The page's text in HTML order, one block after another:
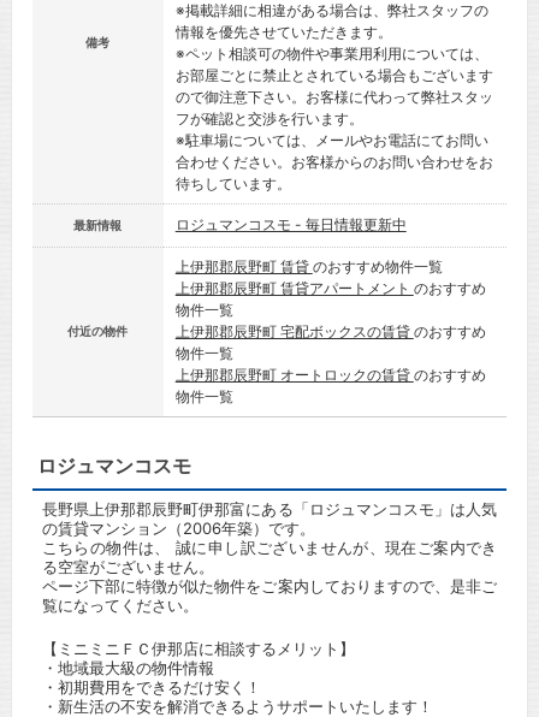
備考
※掲載詳細に相違がある場合は、弊社スタッフの
情報を優先させていただきます。
※ペット相談可の物件や事業用利用については、
お部屋ごとに禁止とされている場合もございます
ので御注意下さい。お客様に代わって弊社スタッ
フが確認と交渉を行います。
※駐車場については、メールやお電話にてお問い
合わせください。お客様からのお問い合わせをお
待ちしています。
最新情報 ロジュマンコスモ - 毎日情報更新中
付近の物件
上伊那郡辰野町 賃貸 のおすすめ物件一覧
上伊那郡辰野町 賃貸アパートメント のおすすめ
物件一覧
上伊那郡辰野町 宅配ボックスの賃貸 のおすすめ
物件一覧
上伊那郡辰野町 オートロックの賃貸 のおすすめ
物件一覧
ロジュマンコスモ
長野県上伊那郡辰野町伊那富にある「ロジュマンコスモ」は人気
の賃貸マンション（2006年築）です。
こちらの物件は、 誠に申し訳ございませんが、現在ご案内でき
る空室がございません。
ページ下部に特徴が似た物件をご案内しておりますので、是非ご
覧になってください。
【ミニミニＦＣ伊那店に相談するメリット】
・地域最大級の物件情報
・初期費用をできるだけ安く！
・新生活の不安を解消できるようサポートいたします！